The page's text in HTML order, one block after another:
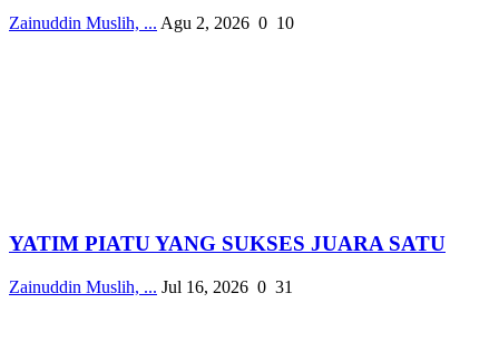
Zainuddin Muslih, ... Agu 2, 2026 0 10
YATIM PIATU YANG SUKSES JUARA SATU
Zainuddin Muslih, ... Jul 16, 2026 0 31